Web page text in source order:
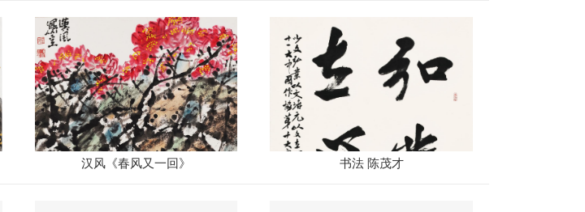
汉风《春风又一回》 书法 陈茂才